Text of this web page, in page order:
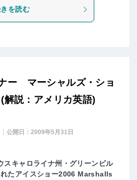
を読む
ー マーシャルズ・ショ
説：アメリカ英語)
公開日： 2009年5月31日
スキャロライナ州・グリーンビル
たアイスショー2006 Marshalls